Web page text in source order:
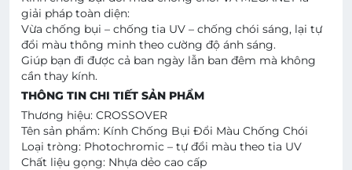
giải pháp toàn diện:
Vừa chống bụi – chống tia UV – chống chói sáng, lại tự
đổi màu thông minh theo cường độ ánh sáng.
Giúp bạn đi được cả ban ngày lẫn ban đêm mà không
cần thay kính.
THÔNG TIN CHI TIẾT SẢN PHẨM
Thương hiệu: CROSSOVER
Tên sản phẩm: Kính Chống Bụi Đổi Màu Chống Chói
Loại tròng: Photochromic – tự đổi màu theo tia UV
Chất liệu gọng: Nhựa dẻo cao cấp